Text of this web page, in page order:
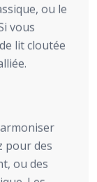
ou le
vous
lit cloutée
pour des
ou des